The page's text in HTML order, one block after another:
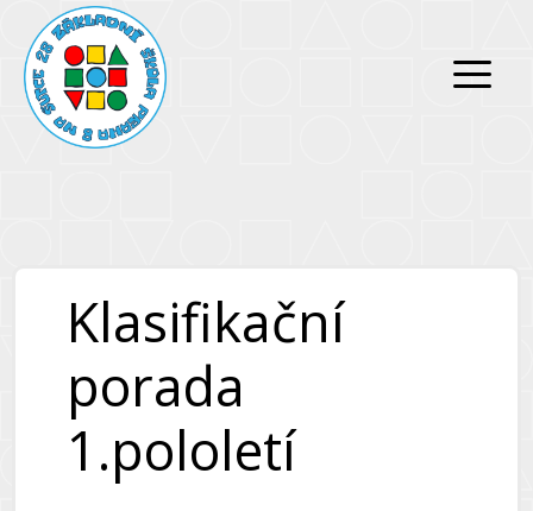
Přeskočit
obsah
Přeskočit
obsah
Klasifikační
porada
1.pololetí